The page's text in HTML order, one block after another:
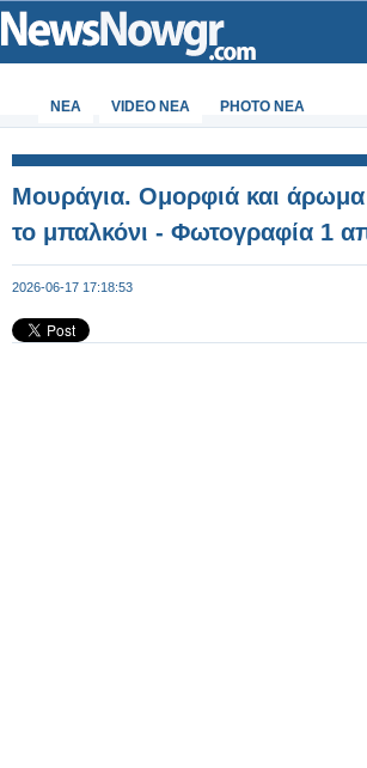
ΝΕΑ VIDEO NEA PHOTO NEA
Μουράγια. Ομορφιά και
το μπαλκόνι - Φωτογραφία 1
2026-06-17 17:18:53